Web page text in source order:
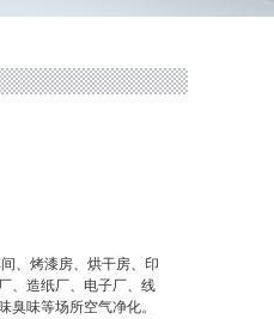
、烤漆房、烘干房、印
、造纸厂、电子厂、线
臭味等场所空气净化。